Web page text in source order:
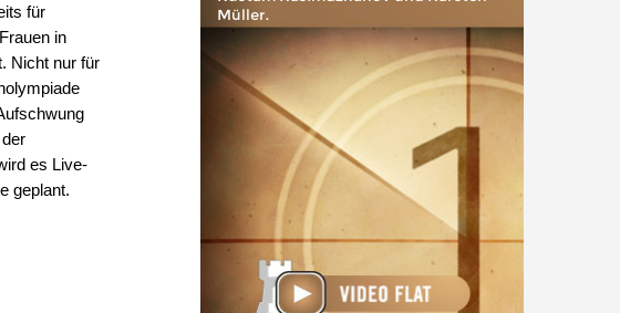
für
in
Nicht nur für
es Live-
geplant.
Müller.